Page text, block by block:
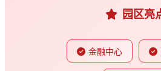
园区亮
金融中心